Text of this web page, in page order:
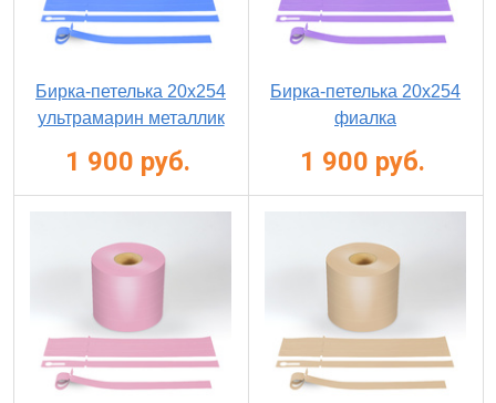
Бирка-петелька 20х254
ультрамарин металлик
1 900 руб.
Бирка-петелька 20х254
фиалка
1 900 руб.